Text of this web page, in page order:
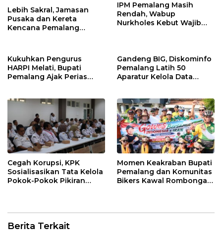
Lebih Sakral, Jamasan
Pusaka dan Kereta
Kencana Pemalang
IPM Pemalang Masih
Rendah, Wabup
Nurkholes Kebut Wajib
Kukuhkan Pengurus
HARPI Melati, Bupati
Pemalang Ajak Perias
Gandeng BIG, Diskominfo
Pemalang Latih 50
Aparatur Kelola Data
Cegah Korupsi, KPK
Sosialisasikan Tata Kelola
Pokok-Pokok Pikiran
Momen Keakraban Bupati
Pemalang dan Komunitas
Bikers Kawal Rombongan
Berita Terkait